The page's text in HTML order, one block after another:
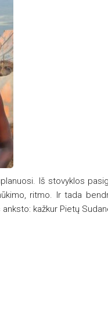
Iš stovyklos
ritmo. Ir tada
kažkur Pietų